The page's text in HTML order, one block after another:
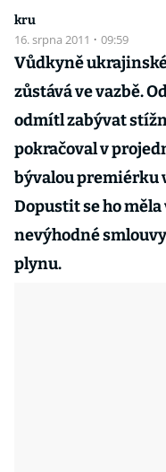
kru
16. srpna 2011 · 09:59
Vůdkyně
zůstává ve vazbě.
odmítl zabývat
pokračoval v
bývalou premiérku
Dopustit se ho
nevýhodné
plynu.